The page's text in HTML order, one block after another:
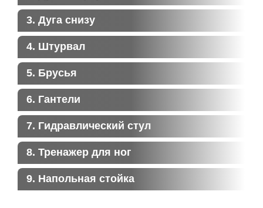
3. Дуга снизу
4. Штурвал
5. Брусья
6. Гантели
7. Гидравлический стул
8. Тренажер для ног
9. Напольная стойка